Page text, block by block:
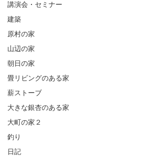
講演会・セミナー
建築
原村の家
山辺の家
朝日の家
畳リビングのある家
薪ストーブ
大きな銀杏のある家
大町の家２
釣り
日記